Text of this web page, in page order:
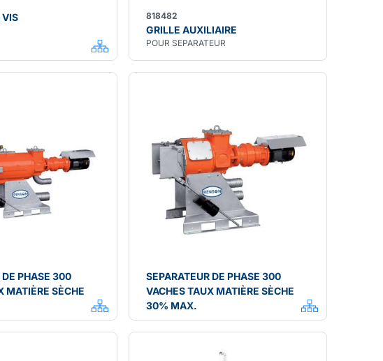
VIS 818482
GRILLE AUXILIAIRE
POUR SEPARATEUR
DE PHASE 300
MATIÈRE SÈCHE
SEPARATEUR DE PHASE 300
VACHES TAUX MATIÈRE SÈCHE
30% MAX.